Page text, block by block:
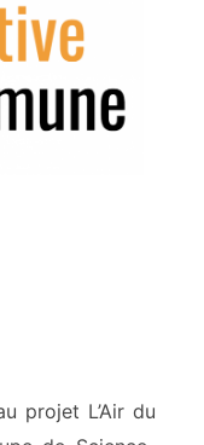
projet L’Air du